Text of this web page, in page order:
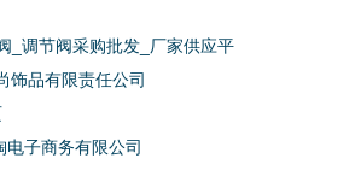
_调节阀采购批发_厂家供应平
饰品有限责任公司
子商务有限公司